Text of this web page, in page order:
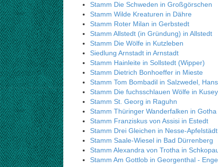
Stamm Die Schweden in Großgörschen
Stamm Wilde Kreaturen in Dähre
Stamm Roter Milan in Gerbstedt
Stamm Allstedt (in Gründung) in Allstedt
Stamm Die Wölfe in Kutzleben
Siedlung Arnstadt in Arnstadt
Stamm Hainleite in Sollstedt (Wipper)
Stamm Dietrich Bonhoeffer in Mieste
Stamm Tom Bombadil in Salzwedel,
Stamm Die fuchsschlauen Wölfe in Kusey
Stamm St. Georg in Raguhn
Stamm Thüringer Wanderfalken in Gotha
Stamm Franziskus von Assisi in Estedt
Stamm Drei Gleichen in Nesse-
Stamm Saale-Wiesel in Bad Dürrenberg
Stamm Alexandra von Trotha in
Stamm Am Gottlob in Georgenthal -